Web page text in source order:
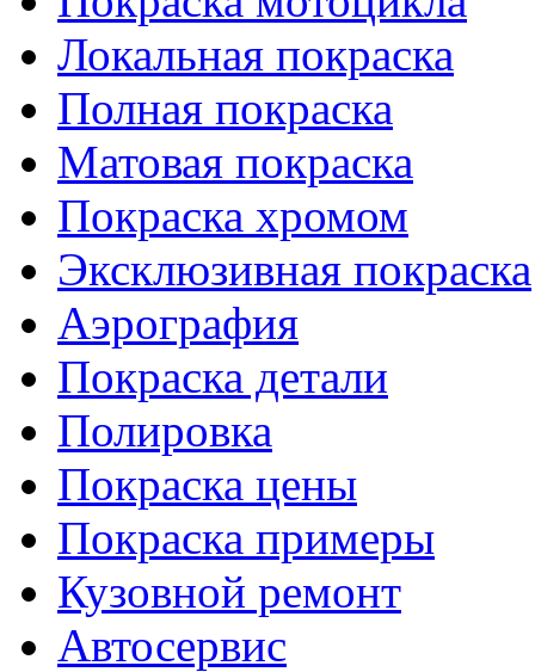
Локальная покраска
Полная покраска
Матовая покраска
Покраска хромом
Эксклюзивная покраска
Аэрография
Покраска детали
Полировка
Покраска цены
Покраска примеры
Кузовной ремонт
Автосервис